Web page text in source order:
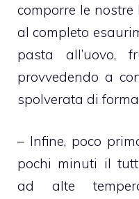
comporre le
al completo
pasta all’uovo,
provvedendo a
spolverata di
– Infine, poco
pochi minuti il
ad alte